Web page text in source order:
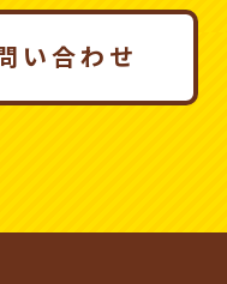
い合わせ